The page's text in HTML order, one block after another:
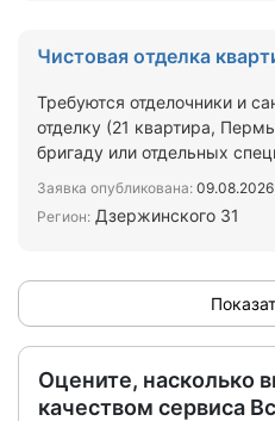
Чистовая отделка
Требуются отделочники и
отделку (21 квартира,
бригаду или отдельных
Заявка опубликована: 09.08.2026
Регион: Дзержинского 31
Оцените, насколько
качеством сервиса